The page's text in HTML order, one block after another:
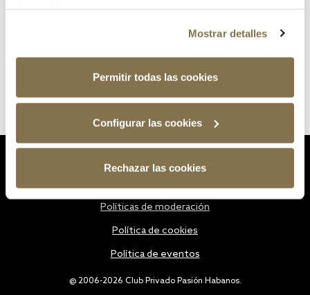
Mostrar detalles
Permitir todas las cookies
Configurar las cookies
Rechazar las cookies
@ 2006-2026 Club Privado Pasión Habanos.
Políticas de moderación
Política de cookies
Política de eventos